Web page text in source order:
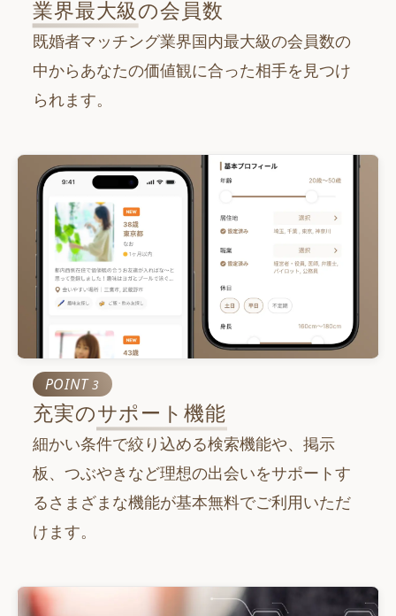
万人
累計マッチング数
800
業界最大級の会員数
既婚者マッチング業界国内最大級の会員数の
中からあなたの価値観に合った相手を見つけ
られます。
POINT3
充実のサポート機能
細かい条件で絞り込める検索機能や、掲示
板、つぶやきなど理想の出会いをサポートす
るさまざまな機能が基本無料でご利用いただ
けます。